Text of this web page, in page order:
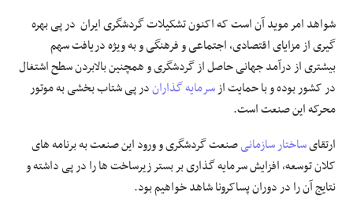
شواهد امر موید آن است که اکنون تشکیلات گردشگری ایران در پی بهره
گیری از مزایای اقتصادی، اجتماعی و فرهنگی و به ویژه دریافت سهم
بیشتری از درآمد جهانی حاصل از گردشگری و همچنین بالابردن سطح اشتغال
در کشور بوده و با حمایت ازسرمایه گذاراندر پی شتاب بخشی به موتور
محرکه این صنعت است.
ارتقایساختار سازمانیصنعت گردشگری و ورود این صنعت به برنامه های
کلان توسعه، افزایش سرمایه گذاری بر بستر زیرساخت ها را در پی داشته و
نتایج آن را در دوران پساکرونا شاهد خواهیم بود.